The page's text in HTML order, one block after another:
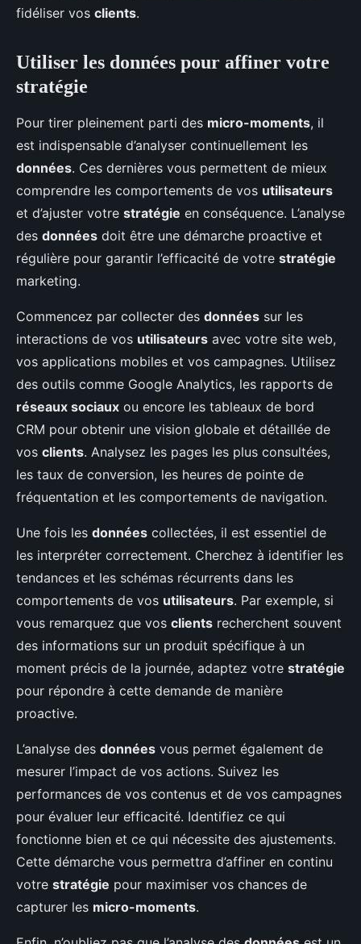
fidéliser vos clients.
Utiliser les données pour affiner votre
stratégie
Pour tirer pleinement parti des micro-moments, il
est indispensable d’analyser continuellement les
données. Ces dernières vous permettent de mieux
comprendre les comportements de vos utilisateurs
et d’ajuster votre stratégie en conséquence. L’analyse
des données doit être une démarche proactive et
régulière pour garantir l’efficacité de votre stratégie
marketing.
Commencez par collecter des données sur les
interactions de vos utilisateurs avec votre site web,
vos applications mobiles et vos campagnes. Utilisez
des outils comme Google Analytics, les rapports de
réseaux sociaux ou encore les tableaux de bord
CRM pour obtenir une vision globale et détaillée de
vos clients. Analysez les pages les plus consultées,
les taux de conversion, les heures de pointe de
fréquentation et les comportements de navigation.
Une fois les données collectées, il est essentiel de
les interpréter correctement. Cherchez à identifier les
tendances et les schémas récurrents dans les
comportements de vos utilisateurs. Par exemple, si
vous remarquez que vos clients recherchent souvent
des informations sur un produit spécifique à un
moment précis de la journée, adaptez votre stratégie
pour répondre à cette demande de manière
proactive.
L’analyse des données vous permet également de
mesurer l’impact de vos actions. Suivez les
performances de vos contenus et de vos campagnes
pour évaluer leur efficacité. Identifiez ce qui
fonctionne bien et ce qui nécessite des ajustements.
Cette démarche vous permettra d’affiner en continu
votre stratégie pour maximiser vos chances de
capturer les micro-moments.